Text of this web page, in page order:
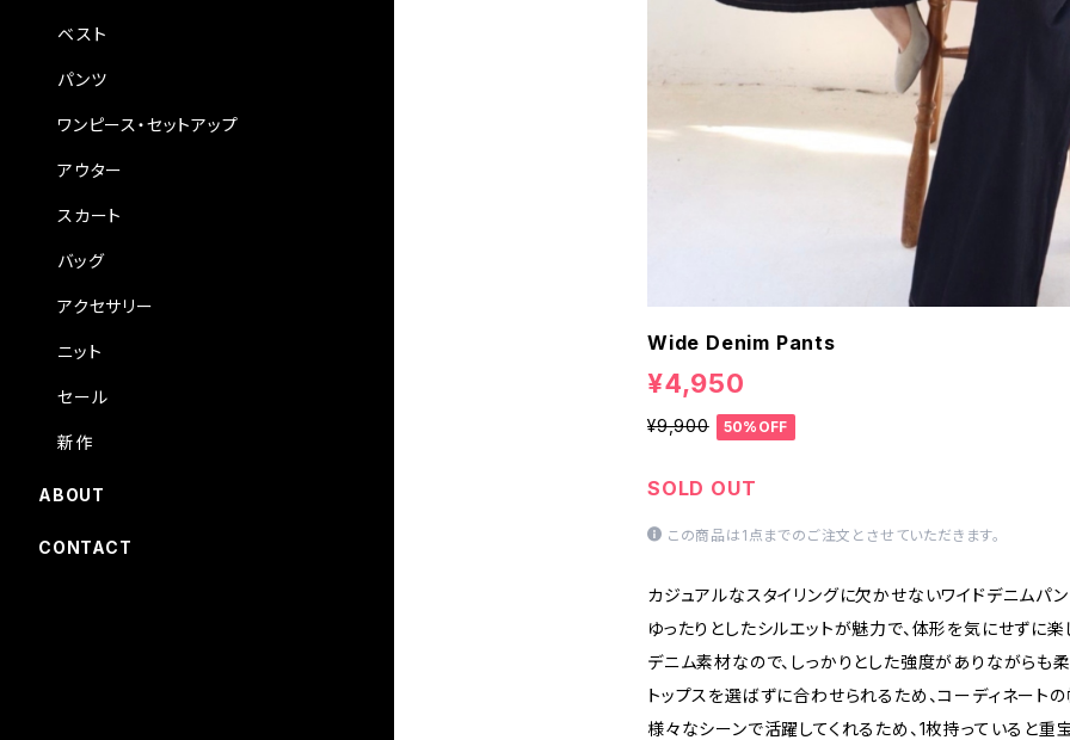
Wide Denim Pants
¥4,950
¥9,900 50%OFF
SOLD OUT
この商品は1点までのご注文とさせていただきます。
カジュアルなスタイリングに欠かせないワイドデニムパン
ゆったりとしたシルエットが魅力で、体形を気にせずに楽
デニム素材なので、しっかりとした強度がありながらも
トップスを選ばずに合わせられるため、コーディネート
様々なシーンで活躍してくれるため、1枚持っていると重
ベスト
パンツ
ワンピース・セットアップ
アウター
スカート
バッグ
アクセサリー
ニット
セール
新作
ABOUT
CONTACT